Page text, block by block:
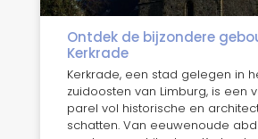
Ontdek de bijzondere
Kerkrade
Kerkrade, een stad gelegen in
zuidoosten van Limburg, is een
parel vol historische en
schatten. Van eeuwenoude